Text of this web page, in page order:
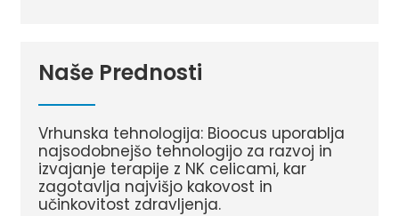
Naše Prednosti
Vrhunska tehnologija: Bioocus uporablja
najsodobnejšo tehnologijo za razvoj in
izvajanje terapije z NK celicami, kar
zagotavlja najvišjo kakovost in
učinkovitost zdravljenja.